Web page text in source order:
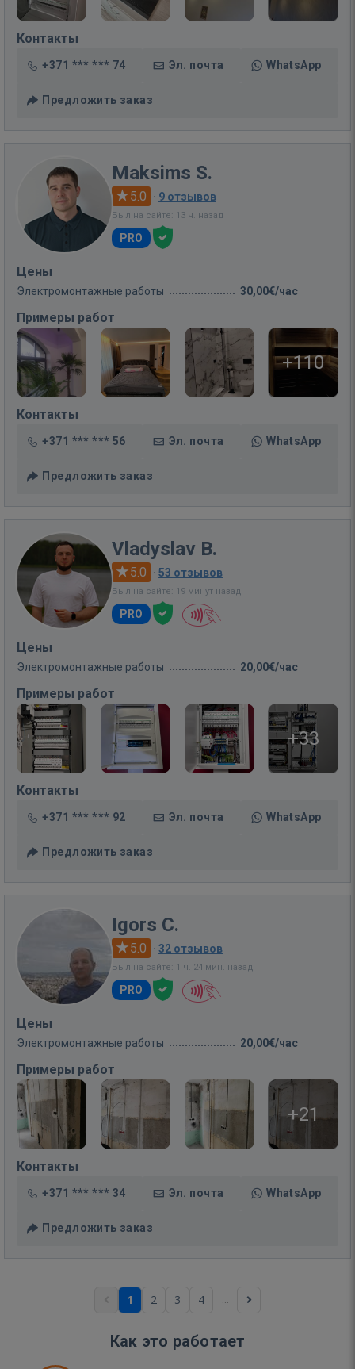
Контакты
+371 *** *** 74 Эл. почта WhatsApp
Предложить заказ
Maksims S.
5.0 · 9 отзывов
Был на сайте: 13 ч. назад
PRO
Цены
Электромонтажные работы 30,00€/час
Примеры работ
+110
Контакты
+371 *** *** 56 Эл. почта WhatsApp
Предложить заказ
Vladyslav B.
5.0 · 53 отзывов
Был на сайте: 19 минут назад
PRO
Цены
Электромонтажные работы 20,00€/час
Примеры работ
+33
Контакты
+371 *** *** 92 Эл. почта WhatsApp
Предложить заказ
Igors C.
5.0 · 32 отзывов
Был на сайте: 1 ч. 24 мин. назад
PRO
Цены
Электромонтажные работы 20,00€/час
Примеры работ
+21
Контакты
+371 *** *** 34 Эл. почта WhatsApp
Предложить заказ
1 2 3 4 ...
Как это работает